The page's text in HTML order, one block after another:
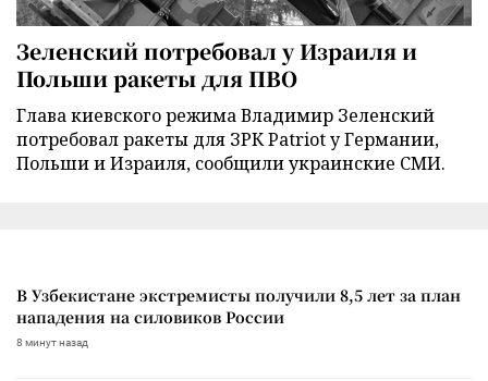
Зеленский потребовал у Израиля и
Польши ракеты для ПВО
Глава киевского режима Владимир Зеленский
потребовал ракеты для ЗРК Patriot у Германии,
Польши и Израиля, сообщили украинские СМИ.
В Узбекистане экстремисты получили 8,5 лет за план
нападения на силовиков России
8 минут назад